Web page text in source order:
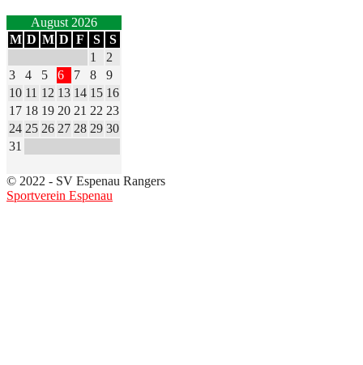
August 2026
M D M D F S
S
1
2
3
4 5 6 7 8
9
10 11 12 13 14 15 16
17 18 19 20 21 22 23
24 25 26 27 28 29 30
31
© 2022 - SV Espenau Rangers
Sportverein Espenau